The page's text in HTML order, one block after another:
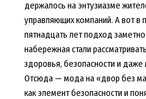
держалось на энтузиазме
управляющих компаний. А вот в
пятнадцать лет подход
набережная стали
здоровья, безопасности и даже
Отсюда — мода на «двор без
как элемент безопасности и